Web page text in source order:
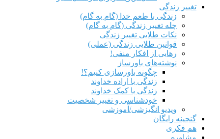
تغییر زندگی
زندگی با طعم خدا (گام به گام)
چله تغییر زندگی (گام به گام)
نکات طلایی تغییر زندگی
قوانین طلایی زندگی (عملی)
رهایی از افکار منفی!
نوشته‌های باورساز
چگونه باورسازی کنیم؟!
زندگی با اراده خداوند
زندگی با کمک خداوند
خودشناسی و تغییر شخصیت
ویدیو انگیزشی/آموزشی
گنجینه رایگان
هم‌ فکری
مشاوره